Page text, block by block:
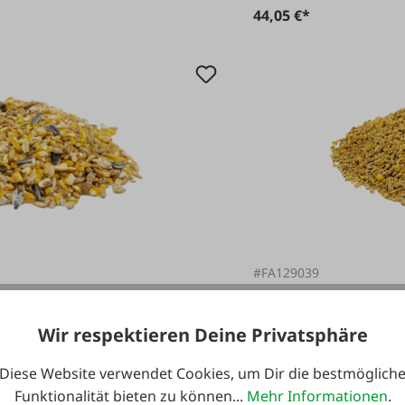
44,05 €*
kg
#FA129039
Fixkraft
Inhalt:25 kg(1,29 € / 1 kg)
Wir respektieren Deine Privatsphäre
Diese Website verwendet Cookies, um Dir die bestmögliche
Funktionalität bieten zu können... Mehr Informationen.